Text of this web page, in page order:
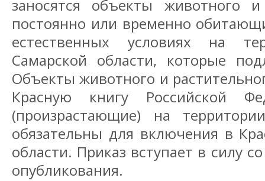
заносятся объекты животного
постоянно или временно
естественных условиях на
Самарской области, которые
Объекты животного и
Красную книгу Российской
(произрастающие) на
обязательны для включения в
области. Приказ вступает в силу
опубликования.